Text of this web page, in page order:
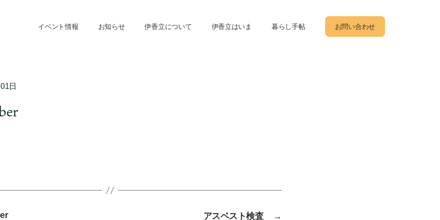
イベント情報 お知らせ 伊香立について 伊香立はいま 暮らし手帖 お問い合わせ
日
→
アスベスト検査